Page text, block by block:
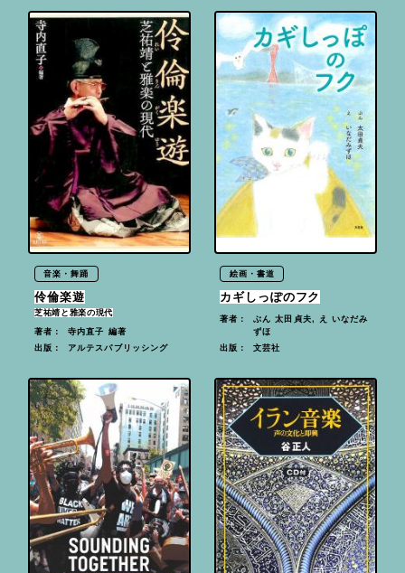
音楽・舞踊
伶倫楽遊
芝祐靖と雅楽の現代
著者： 寺内直子 編著
出版： アルテスパブリッシング
絵画・書道
カギしっぽのフク
著者： ぶん 太田貞夫, え いなだみ
ずほ
出版： 文芸社